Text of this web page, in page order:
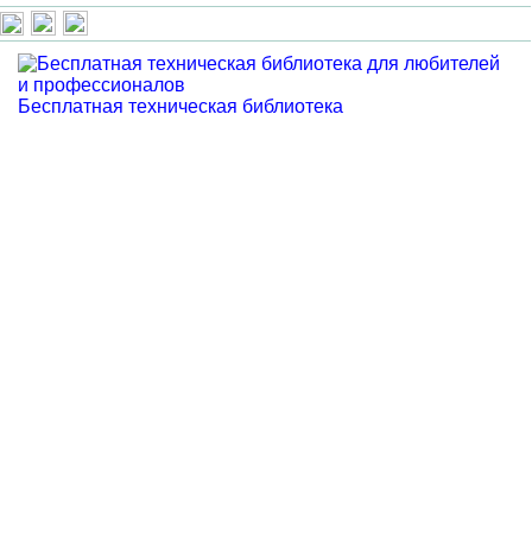
Бесплатная техническая библиотека